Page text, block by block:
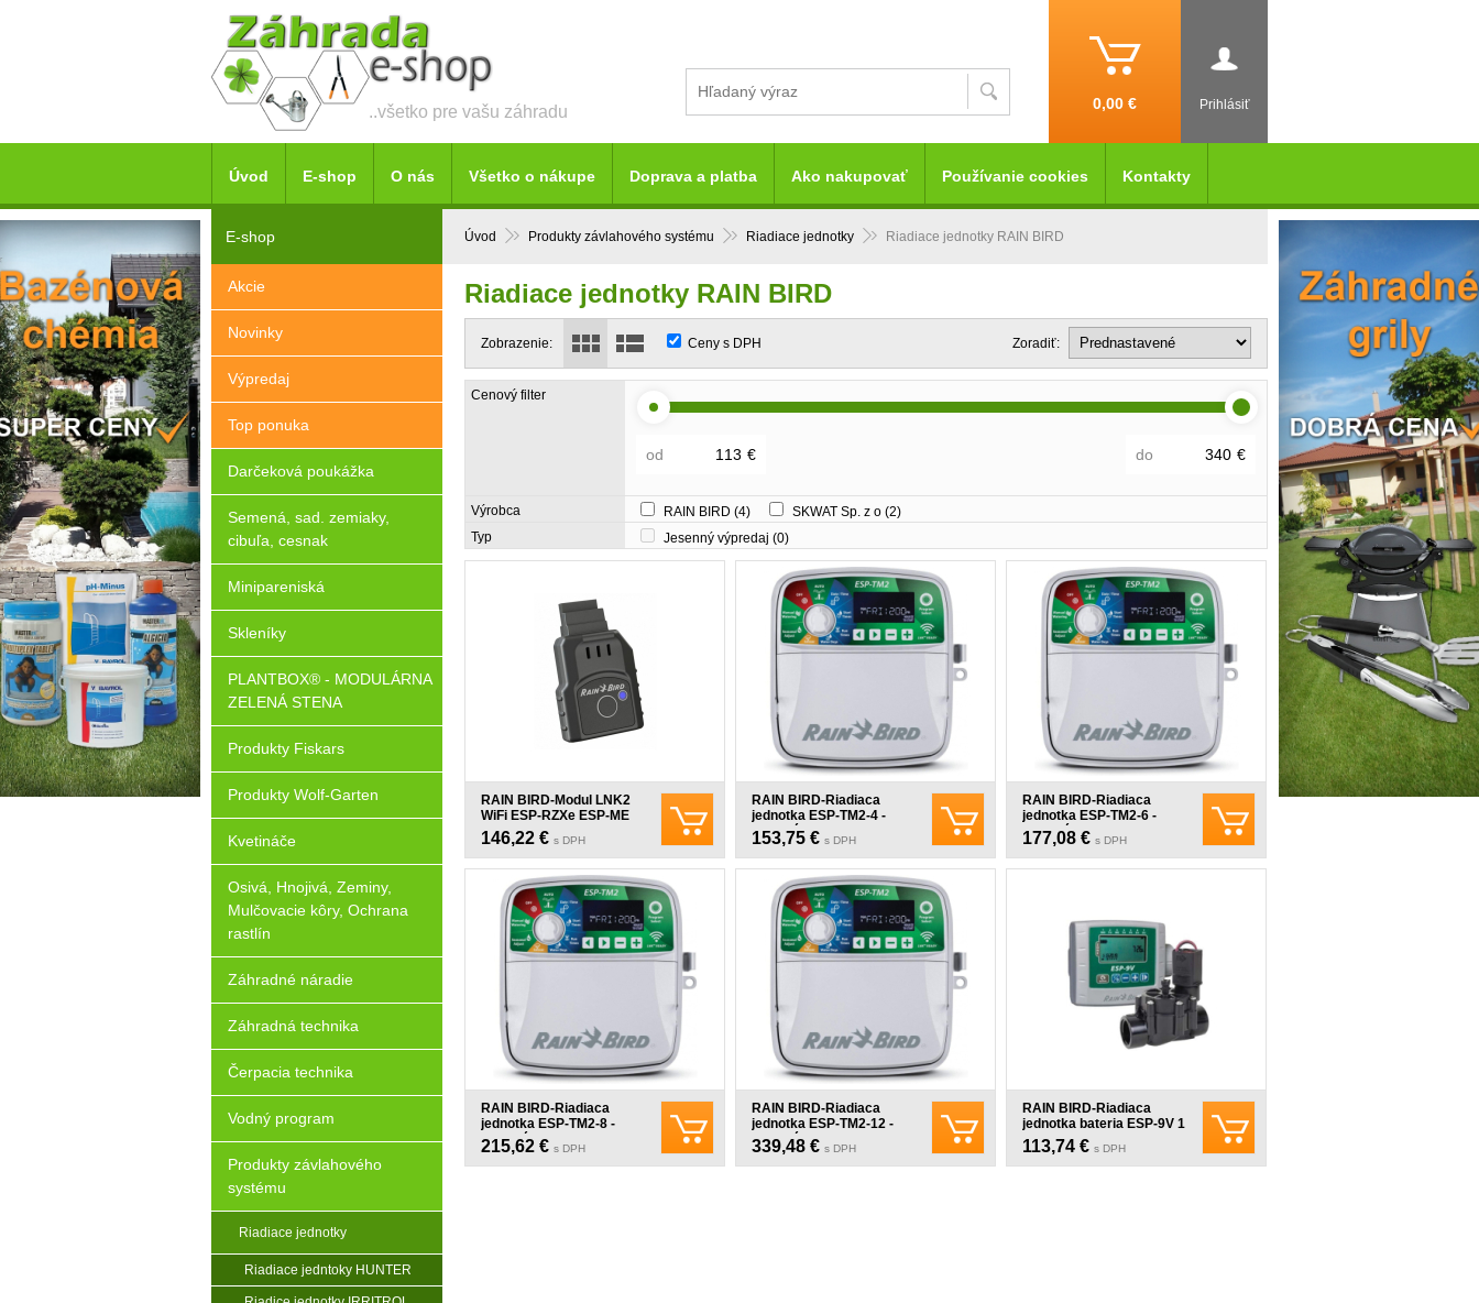
..všetko pre vašu záhradu Prihlásiť
0,00 €
Úvod Produkty závlahového systému Riadiace jednotky Riadiace jednotky RAIN BIRD
Riadiace jednotky RAIN BIRD
Zobrazenie: Ceny s DPH Zoradiť:
Cenový filter
od € do €
Výrobca RAIN BIRD (4) SKWAT Sp. z o (2)
Typ
Jesenný výpredaj (0)
RAIN BIRD-Modul LNK2
WiFi ESP-RZXe ESP-ME
146,22 € s DPH
RAIN BIRD-Riadiaca
jednotka ESP-TM2-4 -
externá
153,75 € s DPH
RAIN BIRD-Riadiaca
jednotka ESP-TM2-6 -
externá
177,08 € s DPH
RAIN BIRD-Riadiaca
jednotka ESP-TM2-8 -
externá
215,62 € s DPH
RAIN BIRD-Riadiaca
jednotka ESP-TM2-12 -
externá
339,48 € s DPH
RAIN BIRD-Riadiaca
jednotka bateria ESP-9V 1
DVFKIT - 1 sekcia s
elektroventilom
113,74 € s DPH
E-shop
Akcie
Novinky
Výpredaj
Top ponuka
Darčeková poukážka
Semená, sad. zemiaky,
cibuľa, cesnak
Minipareniská
Skleníky
PLANTBOX® - MODULÁRNA
ZELENÁ STENA
Produkty Fiskars
Produkty Wolf-Garten
Kvetináče
Osivá, Hnojivá, Zeminy,
Mulčovacie kôry, Ochrana
rastlín
Záhradné náradie
Záhradná technika
Čerpacia technika
Vodný program
Produkty závlahového
systému
Riadiace jednotky
Riadiace jedntoky HUNTER
Úvod E-shop O nás Všetko o nákupe Doprava a platba Ako nakupovať Používanie cookies Kontakty